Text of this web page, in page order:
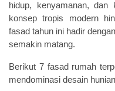
hidup, kenyamanan,
konsep tropis modern
fasad tahun ini hadir
semakin matang.
Berikut 7 fasad rumah
mendominasi desain